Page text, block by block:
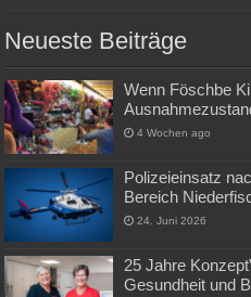
Neueste Beiträge
Wenn Föschbe
4 Wochen ago
Polizeieinsatz
Bereich
24. Juni 2026
25 Jahre
Gesundheit und